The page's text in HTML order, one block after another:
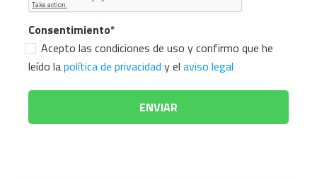
Consentimiento*
Acepto las condiciones de uso y confirmo que he
leído lapolítica de privacidad y el aviso legal